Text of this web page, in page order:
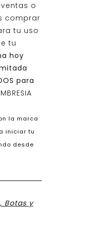
o
comprar
tu uso
tu
hoy
para
la marca
iniciar tu
desde
Botas y